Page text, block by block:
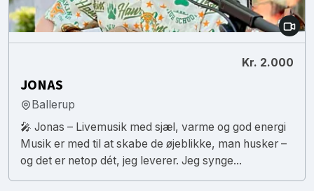
Kr. 2.000
JONAS
Ballerup
🎤 Jonas – Livemusik med sjæl, varme og god energi
Musik er med til at skabe de øjeblikke, man husker –
og det er netop dét, jeg leverer. Jeg synge...